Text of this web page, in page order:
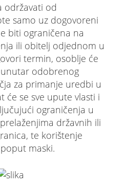
održavati od
samo uz dogovoreni
biti ograničena na
ili obitelj odjednom u
termin, osoblje će
odobrenog
za primanje uredbi u
će se sve upute vlasti i
ograničenja u
državnih ili
te korištenje
maski.